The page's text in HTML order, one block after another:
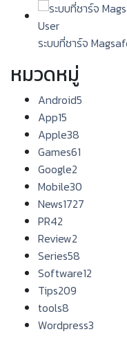
ระบบที่ชาร์จ
หมวดหมู่
Android5
App15
Apple38
Games61
Google2
Mobile30
News1727
PR42
Review2
Series58
Software12
Tips209
tools8
Wordpress3